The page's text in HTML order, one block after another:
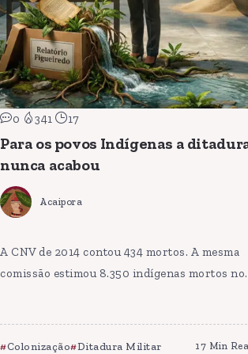
0 341 17
Para os povos Indígenas a
nunca acabou
Acaipora
A CNV de 2014 contou 434 mortos. A mesma
comissão estimou 8.350 indígenas mortos
Colonização Ditadura Militar 17 Min